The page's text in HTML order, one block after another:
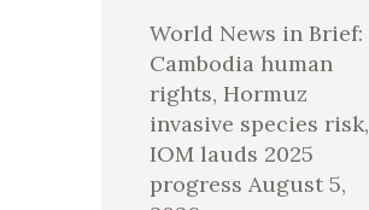
World News in Brief:
Cambodia human
rights, Hormuz
invasive species risk,
IOM lauds 2025
progress August 5,